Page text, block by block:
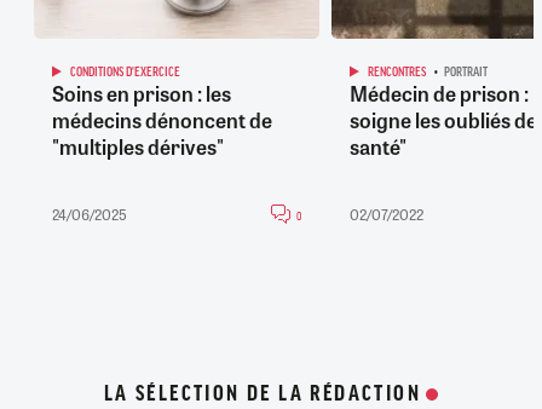
CONDITIONS D'EXERCICE
Soins en prison : les
médecins dénoncent de
"multiples dérives"
24/06/2025 0
RENCONTRES PORTRAIT
Médecin de prison :
soigne les oubliés de
santé"
02/07/2022
LA SÉLECTION DE LA RÉDACTION